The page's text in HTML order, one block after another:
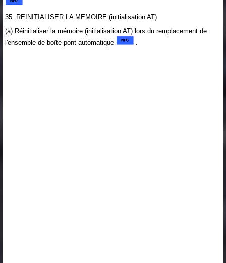
35. REINITIALISER LA MEMOIRE (initialisation AT)
(a) Réinitialiser la mémoire (initialisation AT) lors du remplacement de
l'ensemble de boîte-pont automatique